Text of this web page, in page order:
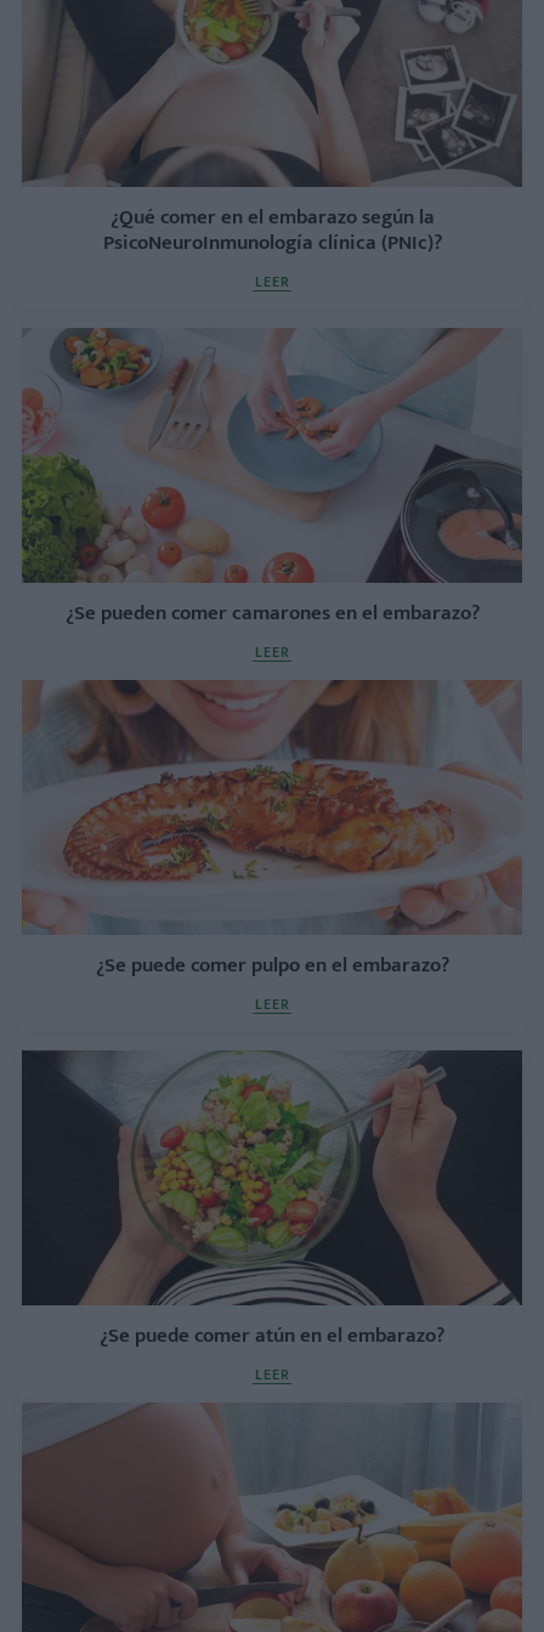
¿Qué comer en el embarazo según la
PsicoNeuroInmunología clínica (PNIc)?
LEER
¿Se pueden comer camarones en el embarazo?
LEER
¿Se puede comer pulpo en el embarazo?
LEER
¿Se puede comer atún en el embarazo?
LEER